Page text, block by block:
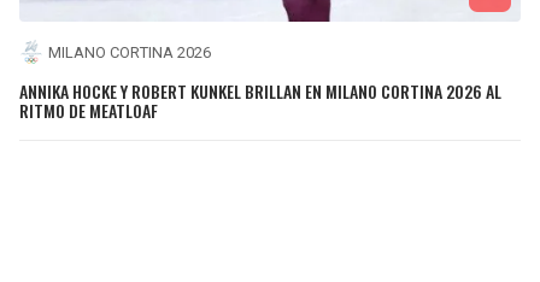
MILANO CORTINA 2026
ANNIKA HOCKE Y ROBERT KUNKEL BRILLAN EN MILANO CORTINA 2026 AL
RITMO DE MEATLOAF